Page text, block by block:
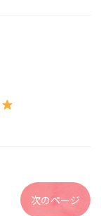
次のページ